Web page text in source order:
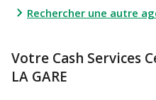
Rechercher une autre
Votre Cash Services
LA GARE